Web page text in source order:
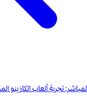
تجربة ألعاب الكازينو